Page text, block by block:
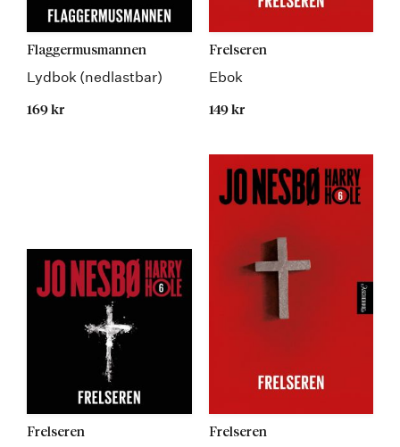
Flaggermusmannen
Lydbok (nedlastbar)
169 kr
Frelseren
Ebok
149 kr
Frelseren Frelseren